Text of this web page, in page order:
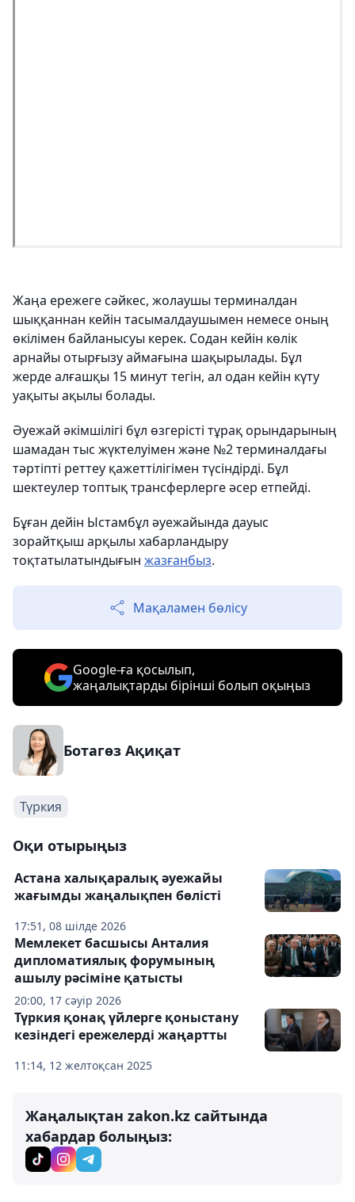
Жаңа ережеге сәйкес, жолаушы терминалдан
шыққаннан кейін тасымалдаушымен немесе оның
өкілімен байланысуы керек. Содан кейін көлік
арнайы отырғызу аймағына шақырылады. Бұл
жерде алғашқы 15 минут тегін, ал одан кейін күту
уақыты ақылы болады.
Әуежай әкімшілігі бұл өзгерісті тұрақ орындарының
шамадан тыс жүктелуімен және №2 терминалдағы
тәртіпті реттеу қажеттілігімен түсіндірді. Бұл
шектеулер топтық трансферлерге әсер етпейді.
Бұған дейін Ыстамбұл әуежайында дауыс
зорайтқыш арқылы хабарландыру
тоқтатылатындығын жазғанбыз.
Мақаламен бөлісу
Google-ға қосылып,
жаңалықтарды бірінші болып оқыңыз
Ботагөз Ақиқат
Түркия
Оқи отырыңыз
17:51, 08 шілде 2026
Астана халықаралық әуежайы
жағымды жаңалықпен бөлісті
20:00, 17 сәуір 2026
Мемлекет басшысы Анталия
дипломатиялық форумының
ашылу рәсіміне қатысты
11:14, 12 желтоқсан 2025
Түркия қонақ үйлерге қоныстану
кезіндегі ережелерді жаңартты
Жаңалықтан zakon.kz сайтында
хабардар болыңыз: